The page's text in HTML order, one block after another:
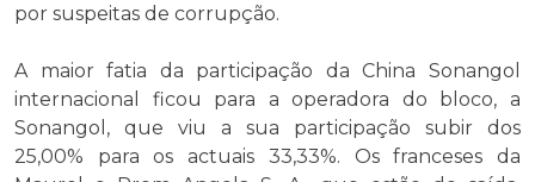
por suspeitas de corrupção.
A maior fatia da participação da China Sonangol
internacional ficou para a operadora do bloco, a
Sonangol, que viu a sua participação subir dos
25,00% para os actuais 33,33%. Os franceses da